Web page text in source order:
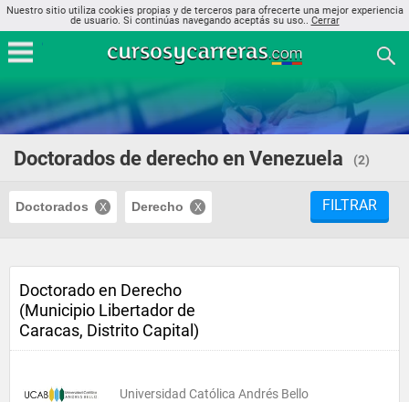
Nuestro sitio utiliza cookies propias y de terceros para ofrecerte una mejor experiencia
de usuario. Si continúas navegando aceptás su uso.. Cerrar
Doctorados de derecho en Venezuela (2)
Doctorados Derecho FILTRAR
Doctorado en Derecho
(Municipio Libertador de
Caracas, Distrito Capital)
Universidad Católica Andrés Bello